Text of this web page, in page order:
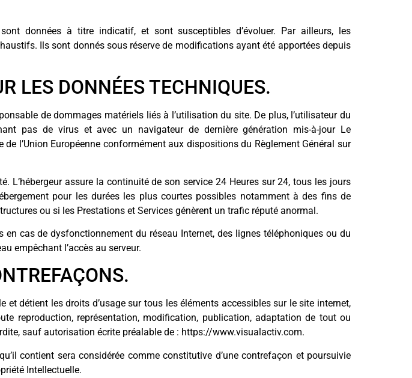
données à titre indicatif, et sont susceptibles d’évoluer. Par ailleurs, les
Ils sont donnés sous réserve de modifications ayant été apportées depuis
LES DONNÉES TECHNIQUES.
de dommages matériels liés à l’utilisation du site. De plus, l’utilisateur du
pas de virus et avec un navigateur de dernière génération mis-à-jour Le
l’Union Européenne conformément aux dispositions du Règlement Général sur
L’hébergeur assure la continuité de son service 24 Heures sur 24, tous les jours
pour les durées les plus courtes possibles notamment à des fins de
ou si les Prestations et Services génèrent un trafic réputé anormal.
cas de dysfonctionnement du réseau Internet, des lignes téléphoniques ou du
empêchant l’accès au serveur.
détient les droits d’usage sur tous les éléments accessibles sur le site internet,
reproduction, représentation, modification, publication, adaptation de tout ou
sauf autorisation écrite préalable de : https://www.visualactiv.com.
contient sera considérée comme constitutive d’une contrefaçon et poursuivie
Intellectuelle.